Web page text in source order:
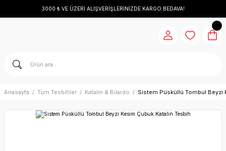
3000 ₺ VE ÜZERİ ALIŞVERİŞLERİNİZDE KARGO BEDAVA!
Anasayfa Tüm Tesbihler Katalin & Bilardo Sistem Püsküllü Tombul Beyzi